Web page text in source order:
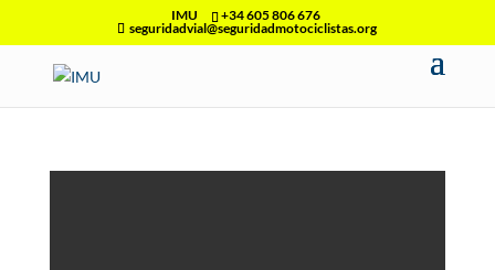
IMU
+34 605 806 676
seguridadvial@seguridadmotociclistas.org